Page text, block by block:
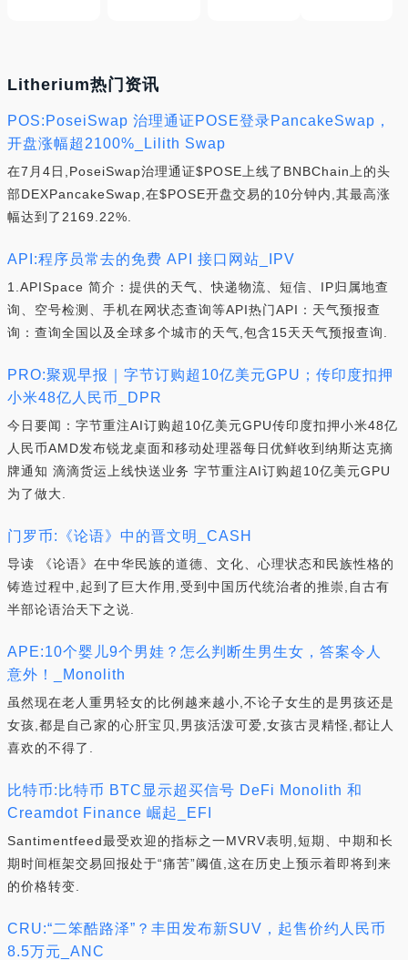
Litherium热门资讯
POS:PoseiSwap 治理通证POSE登录PancakeSwap，
开盘涨幅超2100%_Lilith Swap
在7月4日,PoseiSwap治理通证$POSE上线了BNBChain上的头
部DEXPancakeSwap,在$POSE开盘交易的10分钟内,其最高涨
幅达到了2169.22%.
API:程序员常去的免费 API 接口网站_IPV
1.APISpace 简介：提供的天气、快递物流、短信、IP归属地查
询、空号检测、手机在网状态查询等API热门API：天气预报查
询：查询全国以及全球多个城市的天气,包含15天天气预报查询.
PRO:聚观早报｜字节订购超10亿美元GPU；传印度扣押
小米48亿人民币_DPR
今日要闻：字节重注AI订购超10亿美元GPU传印度扣押小米48亿
人民币AMD发布锐龙桌面和移动处理器每日优鲜收到纳斯达克摘
牌通知 滴滴货运上线快送业务 字节重注AI订购超10亿美元GPU
为了做大.
门罗币:《论语》中的晋文明_CASH
导读 《论语》在中华民族的道德、文化、心理状态和民族性格的
铸造过程中,起到了巨大作用,受到中国历代统治者的推崇,自古有
半部论语治天下之说.
APE:10个婴儿9个男娃？怎么判断生男生女，答案令人
意外！_Monolith
虽然现在老人重男轻女的比例越来越小,不论子女生的是男孩还是
女孩,都是自己家的心肝宝贝,男孩活泼可爱,女孩古灵精怪,都让人
喜欢的不得了.
比特币:比特币 BTC显示超买信号 DeFi Monolith 和
Creamdot Finance 崛起_EFI
Santimentfeed最受欢迎的指标之一MVRV表明,短期、中期和长
期时间框架交易回报处于“痛苦”阈值,这在历史上预示着即将到来
的价格转变.
CRU:“二笨酷路泽”？丰田发布新SUV，起售价约人民币
8.5万元_ANC